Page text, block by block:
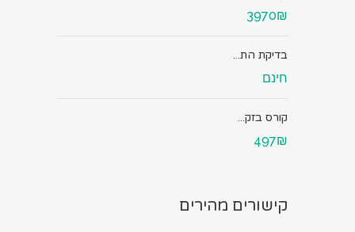
3970₪
בדיקת הת...
חינם
קורס בזק...
497₪
קישורים מהירים